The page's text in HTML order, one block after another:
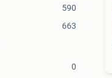
590
663
0